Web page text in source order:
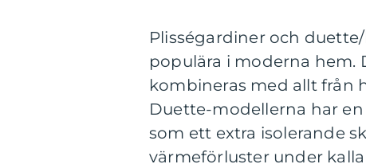
Plisségardiner och
populära i moderna hem.
kombineras med allt från
Duette-modellerna har
som ett extra isolerande
värmeförluster under